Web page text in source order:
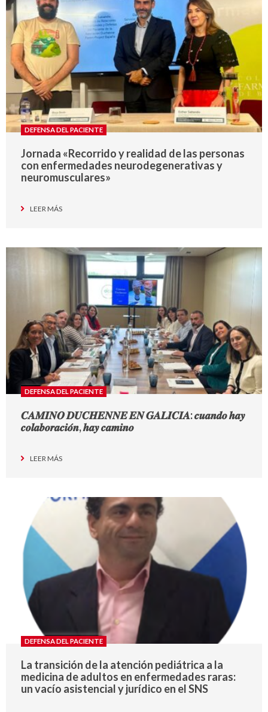
DEFENSA DEL PACIENTE
Jornada «Recorrido y realidad de las personas
con enfermedades neurodegenerativas y
neuromusculares»
LEER MÁS
DEFENSA DEL PACIENTE
𝑪𝑨𝑴𝑰𝑵𝑶 𝑫𝑼𝑪𝑯𝑬𝑵𝑵𝑬 𝑬𝑵 𝑮𝑨𝑳𝑰𝑪𝑰𝑨: 𝒄𝒖𝒂𝒏𝒅𝒐 𝒉𝒂𝒚
𝒄𝒐𝒍𝒂𝒃𝒐𝒓𝒂𝒄𝒊𝒐́𝒏, 𝒉𝒂𝒚 𝒄𝒂𝒎𝒊𝒏𝒐
LEER MÁS
DEFENSA DEL PACIENTE
La transición de la atención pediátrica a la
medicina de adultos en enfermedades raras:
un vacío asistencial y jurídico en el SNS